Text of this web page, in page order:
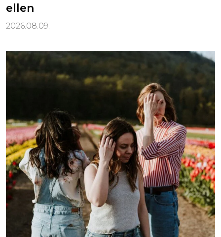
ellen
2026.08.09.